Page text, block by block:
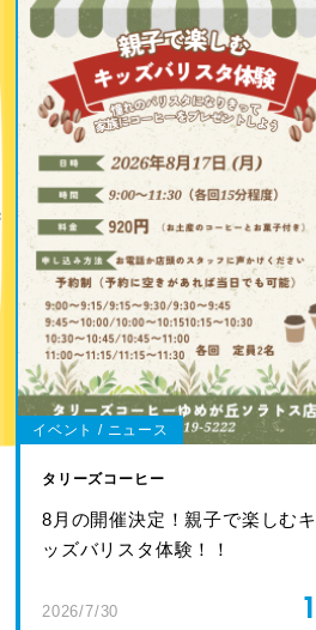
イベント / ニュース
タリーズコーヒー
8月の開催決定！親子で楽しむキ
ッズバリスタ体験！！
2026/7/30 1